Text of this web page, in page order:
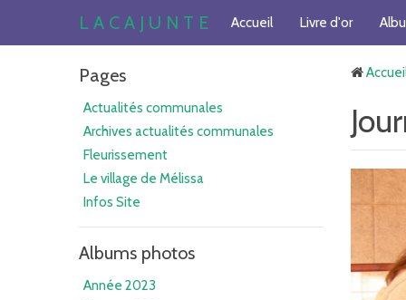
L A C A J U N T E Accueil Livre d'or
Pages
Actualités communales
Archives actualités communales
Fleurissement
Le village de Mélissa
Infos Site
Albums photos
Année 2023